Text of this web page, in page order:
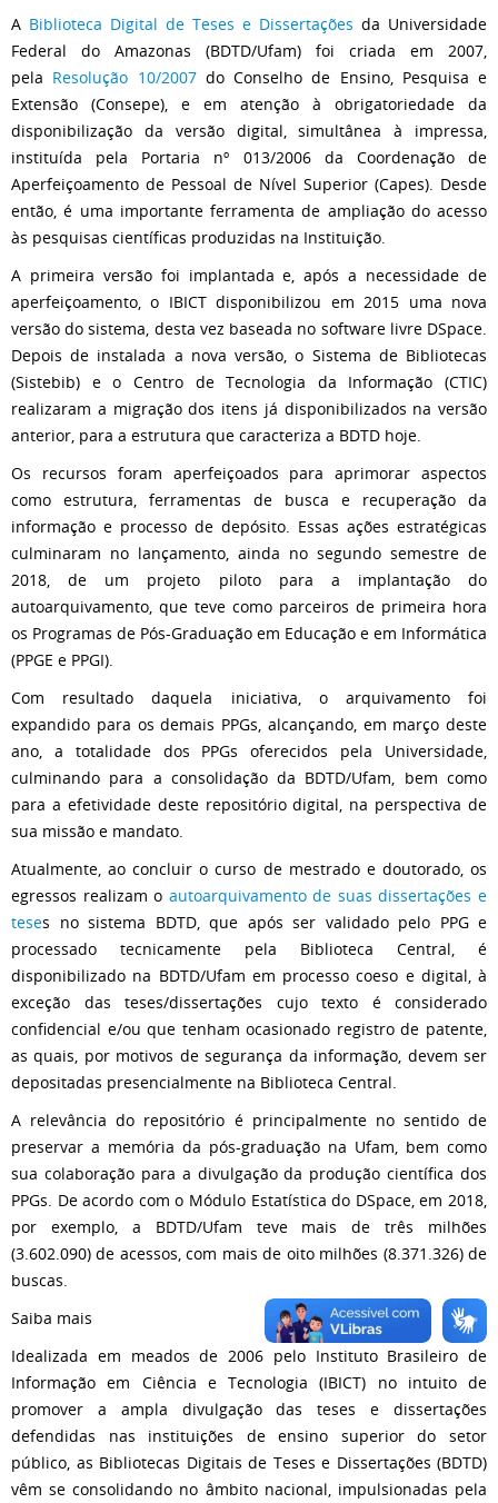
A Biblioteca Digital de Teses e Dissertações da Universidade
Federal do Amazonas (BDTD/Ufam) foi criada em 2007,
pela Resolução 10/2007do Conselho de Ensino, Pesquisa e
Extensão (Consepe), e em atenção à obrigatoriedade da
disponibilização da versão digital, simultânea à impressa,
instituída pela Portaria nº 013/2006 da Coordenação de
Aperfeiçoamento de Pessoal de Nível Superior (Capes). Desde
então, é uma importante ferramenta de ampliação do acesso
às pesquisas científicas produzidas na Instituição.
A primeira versão foi implantada e, após a necessidade de
aperfeiçoamento, o IBICT disponibilizou em 2015 uma nova
versão do sistema, desta vez baseada no software livre DSpace.
Depois de instalada a nova versão, o Sistema de Bibliotecas
(Sistebib) e o Centro de Tecnologia da Informação (CTIC)
realizaram a migração dos itens já disponibilizados na versão
anterior, para a estrutura que caracteriza a BDTD hoje.
Os recursos foram aperfeiçoados para aprimorar aspectos
como estrutura, ferramentas de busca e recuperação da
informação e processo de depósito. Essas ações estratégicas
culminaram no lançamento, ainda no segundo semestre de
2018, de um projeto piloto para a implantação do
autoarquivamento, que teve como parceiros de primeira hora
os Programas de Pós-Graduação em Educação e em Informática
(PPGE e PPGI).
Com resultado daquela iniciativa, o arquivamento foi
expandido para os demais PPGs, alcançando, em março deste
ano, a totalidade dos PPGs oferecidos pela Universidade,
culminando para a consolidação da BDTD/Ufam, bem como
para a efetividade deste repositório digital, na perspectiva de
sua missão e mandato.
Atualmente, ao concluir o curso de mestrado e doutorado, os
egressos realizam o autoarquivamento de suas dissertações e
teses no sistema BDTD, que após ser validado pelo PPG e
processado tecnicamente pela Biblioteca Central, é
disponibilizado na BDTD/Ufam em processo coeso e digital, à
exceção das teses/dissertações cujo texto é considerado
confidencial e/ou que tenham ocasionado registro de patente,
as quais, por motivos de segurança da informação, devem ser
depositadas presencialmente na Biblioteca Central.
A relevância do repositório é principalmente no sentido de
preservar a memória da pós-graduação na Ufam, bem como
sua colaboração para a divulgação da produção científica dos
PPGs. De acordo com o Módulo Estatística do DSpace, em 2018,
por exemplo, a BDTD/Ufam teve mais de três milhões
(3.602.090) de acessos, com mais de oito milhões (8.371.326) de
buscas.
Saiba mais
Idealizada em meados de 2006 pelo Instituto Brasileiro de
Informação em Ciência e Tecnologia (IBICT) no intuito de
promover a ampla divulgação das teses e dissertações
defendidas nas instituições de ensino superior do setor
público, as Bibliotecas Digitais de Teses e Dissertações (BDTD)
vêm se consolidando no âmbito nacional, impulsionadas pela